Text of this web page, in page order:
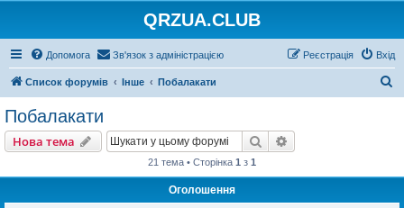
QRZUA.CLUB
Допомога Зв'язок з адміністрацією Вхід
Реєстрація
Список форумів Інше Побалакати
Побалакати
Нова тема Пошук
21 тема • Сторінка 1 з 1
Оголошення